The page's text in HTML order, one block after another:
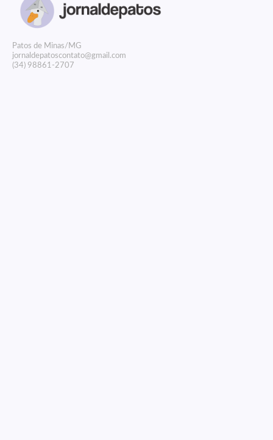
Patos de Minas/MG
jornaldepatoscontato@gmail.com
(34) 98861-2707